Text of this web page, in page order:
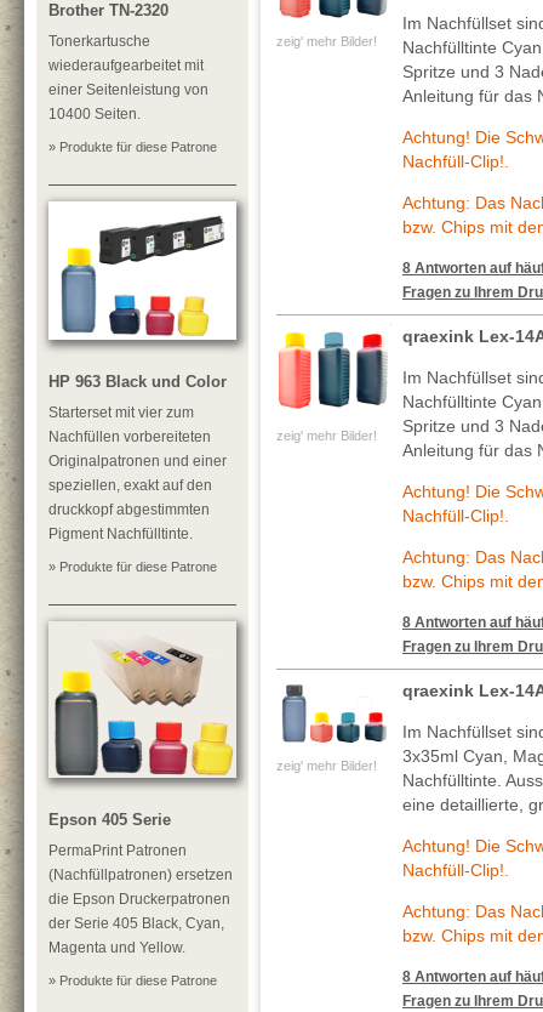
Brother TN-2320
Tonerkartusche
wiederaufgearbeitet mit
einer Seitenleistung von
10400 Seiten.
» Produkte für diese Patrone
HP 963 Black und Color
Starterset mit vier zum
Nachfüllen vorbereiteten
Originalpatronen und einer
speziellen, exakt auf den
druckkopf abgestimmten
Pigment Nachfülltinte.
» Produkte für diese Patrone
Epson 405 Serie
PermaPrint Patronen
(Nachfüllpatronen) ersetzen
die Epson Druckerpatronen
der Serie 405 Black, Cyan,
Magenta und Yellow.
» Produkte für diese Patrone
zeig' mehr Bilder!
Im Nachfüllset
Nachfülltinte
Spritze und 3
Anleitung für das
Achtung! Die
Nachfüll-Clip!.
Achtung: Das
bzw. Chips mit
8 Antworten auf
Fragen zu Ihrem
zeig' mehr Bilder!
qraexink Lex-
Im Nachfüllset
Nachfülltinte
Spritze und 3
Anleitung für das
Achtung! Die
Nachfüll-Clip!.
Achtung: Das
bzw. Chips mit
8 Antworten auf
Fragen zu Ihrem
zeig' mehr Bilder!
qraexink Lex-
Im Nachfüllset
3x35ml Cyan,
Nachfülltinte.
eine detaillierte,
Achtung! Die
Nachfüll-Clip!.
Achtung: Das
bzw. Chips mit
8 Antworten auf
Fragen zu Ihrem